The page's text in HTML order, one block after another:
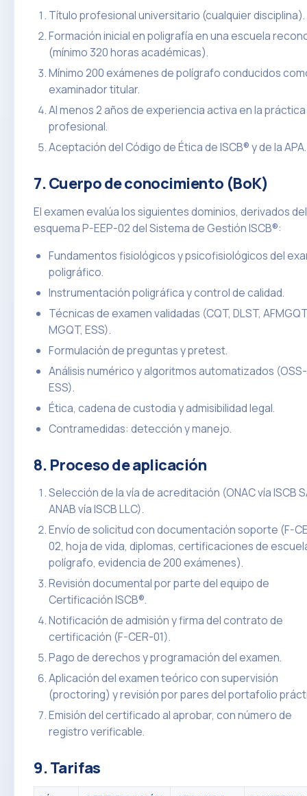
Título profesional universitario (cualquier disciplina).
Formación inicial en poligrafía en una escuela
(mínimo 320 horas académicas).
Mínimo 200 exámenes de polígrafo conducidos
examinador titular.
Al menos 2 años de experiencia activa en la práctica
profesional.
Aceptación del Código de Ética de ISCB® y de la APA.
7. Cuerpo de conocimiento (BoK)
El examen evalúa los siguientes dominios, derivados del
esquema P-EEP-02 del Sistema de Gestión ISCB®:
Fundamentos fisiológicos y psicofisiológicos del
poligráfico.
Instrumentación poligráfica y control de calidad.
Técnicas de examen validadas (CQT, DLST,
MGQT, ESS).
Formulación de preguntas y pretest.
Análisis numérico y algoritmos automatizados
ESS).
Ética, cadena de custodia y admisibilidad legal.
Contramedidas: detección y manejo.
8. Proceso de aplicación
Selección de la vía de acreditación (ONAC vía ISCB
ANAB vía ISCB LLC).
Envío de solicitud con documentación soporte (F-
02, hoja de vida, diplomas, certificaciones de
polígrafo, evidencia de 200 exámenes).
Revisión documental por parte del equipo de
Certificación ISCB®.
Notificación de admisión y firma del contrato de
certificación (F-CER-01).
Pago de derechos y programación del examen.
Aplicación del examen teórico con supervisión
(proctoring) y revisión por pares del portafolio
Emisión del certificado al aprobar, con número de
registro verificable.
9. Tarifas